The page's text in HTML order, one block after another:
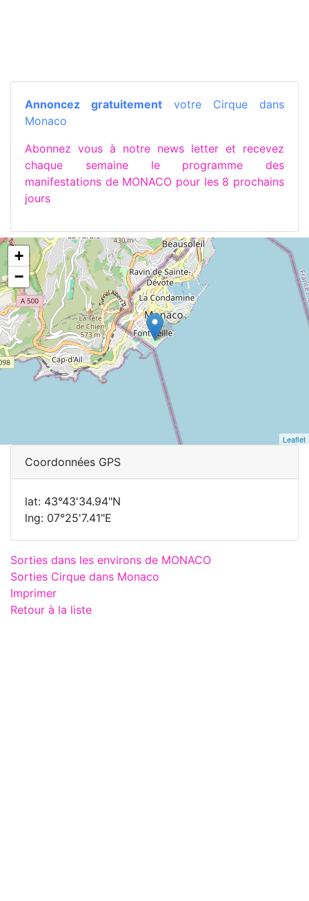
Annoncez gratuitement votre Cirque dans
Monaco
Abonnez vous à notre news letter et recevez
chaque semaine le programme des
manifestations de MONACO pour les 8 prochains
jours
+
−
Leaflet
Coordonnées GPS
lat: 43°43'34.94"N
lng: 07°25'7.41"E
Sorties dans les environs de MONACO
Sorties Cirque dans Monaco
Imprimer
Retour à la liste